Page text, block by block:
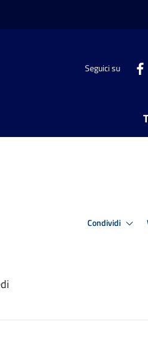
Seguici su
Condividi